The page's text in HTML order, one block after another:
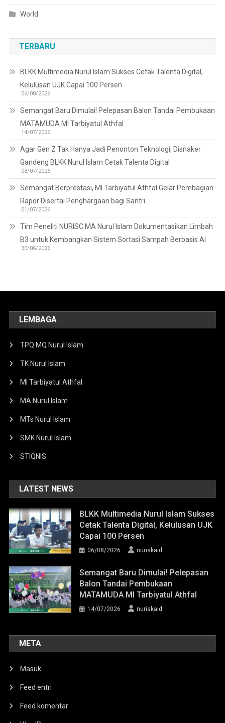
World
TERBARU
BLKK Multimedia Nurul Islam Sukses Cetak Talenta Digital,
Kelulusan UJK Capai 100 Persen
06/08/2026
Semangat Baru Dimulai! Pelepasan Balon Tandai Pembukaan
MATAMUDA MI Tarbiyatul Athfal
14/07/2026
Agar Gen Z Tak Hanya Jadi Penonton Teknologi, Disnaker
Gandeng BLKK Nurul Islam Cetak Talenta Digital
08/07/2026
Semangat Berprestasi, MI Tarbiyatul Athfal Gelar Pembagian
Rapor Disertai Penghargaan bagi Santri
01/07/2026
Tim Peneliti NURISC MA Nurul Islam Dokumentasikan Limbah
B3 untuk Kembangkan Sistem Sortasi Sampah Berbasis AI
30/06/2026
LEMBAGA
TPQ MQ Nurul Islam
TK Nurul Islam
MI Tarbiyatul Athfal
MA Nurul Islam
MTs Nurul Islam
SMK Nurul Islam
STIQNIS
LATEST NEWS
BLKK Multimedia Nurul Islam Sukses
Cetak Talenta Digital, Kelulusan UJK
Capai 100 Persen
06/08/2026 nuriskaid
Semangat Baru Dimulai! Pelepasan
Balon Tandai Pembukaan
MATAMUDA MI Tarbiyatul Athfal
14/07/2026 nuriskaid
META
Masuk
Feed entri
Feed komentar